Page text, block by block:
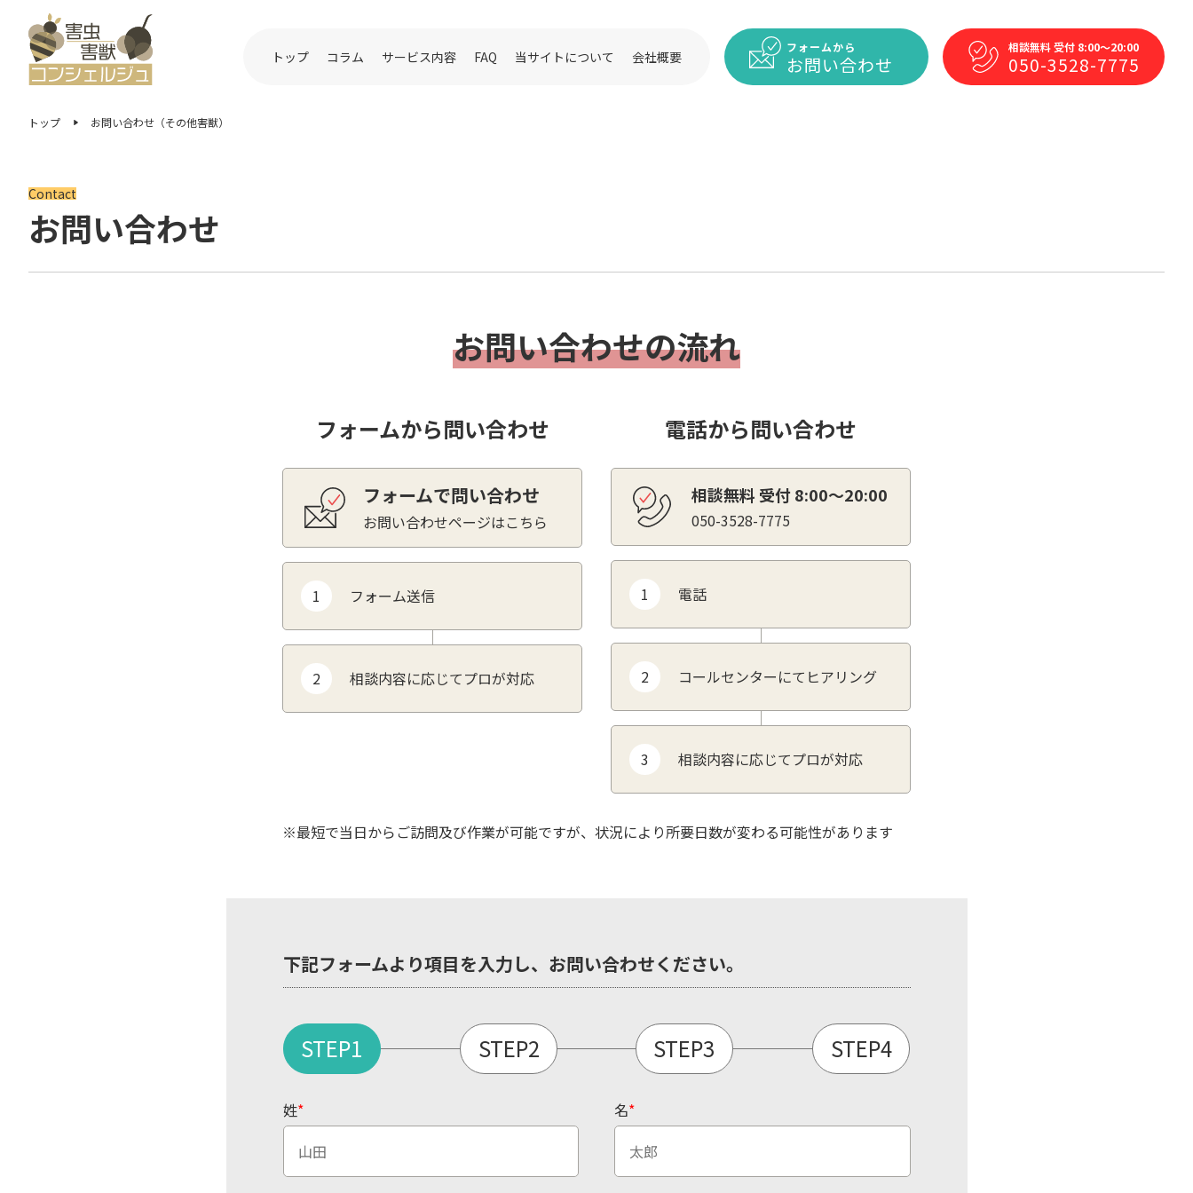
トップ コラム サービス内容 FAQ 当サイトについて 会社概要
フォームから
お問い合わせ
相談無料 受付 8:00～20:00
050-3528-7775
トップ お問い合わせ（その他害獣）
Contact
お問い合わせ
お問い合わせの流れ
フォームから問い合わせ
フォームで問い合わせ
お問い合わせページはこちら
1 フォーム送信
2 相談内容に応じてプロが対応
電話から問い合わせ
相談無料 受付 8:00～20:00
050-3528-7775
1 電話
2 コールセンターにてヒアリング
3 相談内容に応じてプロが対応
※最短で当日からご訪問及び作業が可能ですが、状況により所要日数が変わる可能性があります
下記フォームより項目を入力し、お問い合わせください。
STEP1 STEP2 STEP3 STEP4
姓* 名*